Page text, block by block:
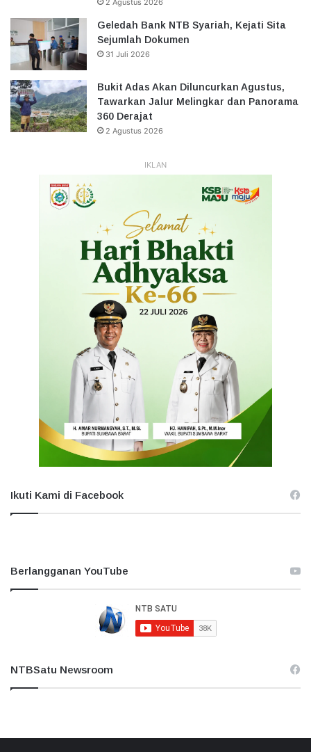
Geledah Bank NTB Syariah, Kejati Sita
Sejumlah Dokumen
31 Juli 2026
Bukit Adas Akan Diluncurkan Agustus,
Tawarkan Jalur Melingkar dan Panorama
360 Derajat
2 Agustus 2026
IKLAN
Ikuti Kami di Facebook
Berlangganan YouTube
NTBSatu Newsroom